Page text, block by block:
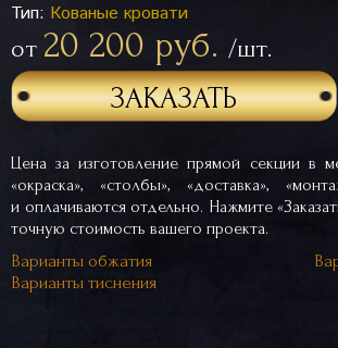
Тип: Кованые кровати
от 20 200 руб. /шт.
ЗАКАЗАТЬ
Цена за изготовление прямой секции в
«окраска», «столбы», «доставка»,
и оплачиваются отдельно. Нажмите
точную стоимость вашего проекта.
Варианты обжатия
Варианты тиснения